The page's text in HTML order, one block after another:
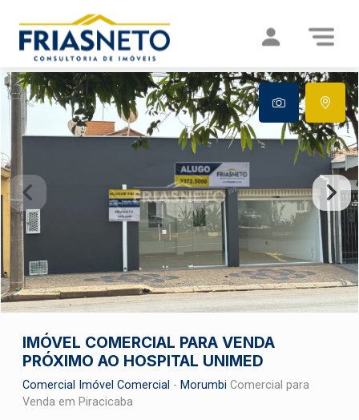
IMÓVEL COMERCIAL PARA VENDA
PRÓXIMO AO HOSPITAL UNIMED
Comercial Imóvel Comercial - Morumbi Comercial para
Venda em Piracicaba